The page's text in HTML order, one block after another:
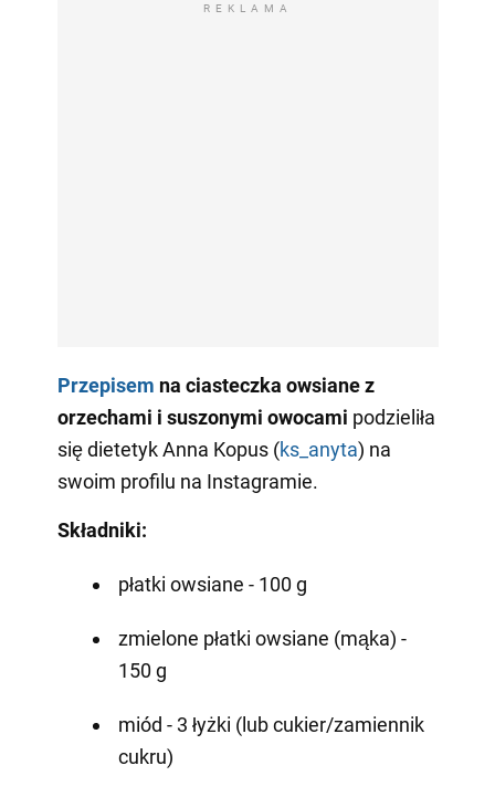
REKLAMA
Przepisem na ciasteczka owsiane z
orzechami i suszonymi owocami podzieliła
się dietetyk Anna Kopus (ks_anyta) na
swoim profilu na Instagramie.
Składniki:
płatki owsiane - 100 g
zmielone płatki owsiane (mąka) -
150 g
miód - 3 łyżki (lub cukier/zamiennik
cukru)